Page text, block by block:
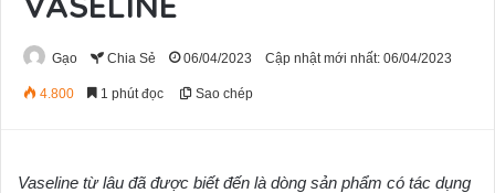
Gạo Chia Sẻ 06/04/2023 Cập nhật mới nhất: 06/04/2023
4.800 1 phút đọc Sao chép
Vaseline từ lâu đã được biết đến là dòng sản phẩm có tác dụng